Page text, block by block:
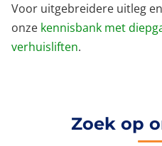
Voor uitgebreidere uitleg
onze kennisbank met
verhuisliften.
Zoek op